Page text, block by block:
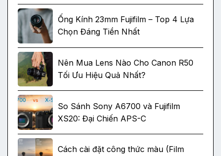
Ống Kính 23mm Fujifilm – Top 4 Lựa
Chọn Đáng Tiền Nhất
Nên Mua Lens Nào Cho Canon R50
Tối Ưu Hiệu Quả Nhất?
So Sánh Sony A6700 và Fujifilm
XS20: Đại Chiến APS-C
Cách cài đặt công thức màu (Film